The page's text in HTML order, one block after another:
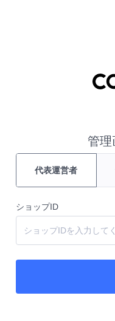
管理
代表運営者
ショップID